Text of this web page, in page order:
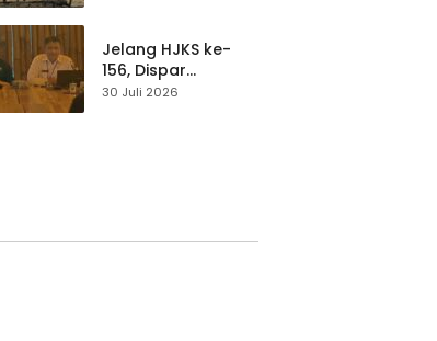
Waspada
Jelang HJKS ke-
156, Dispar
Kabupaten
30 Juli 2026